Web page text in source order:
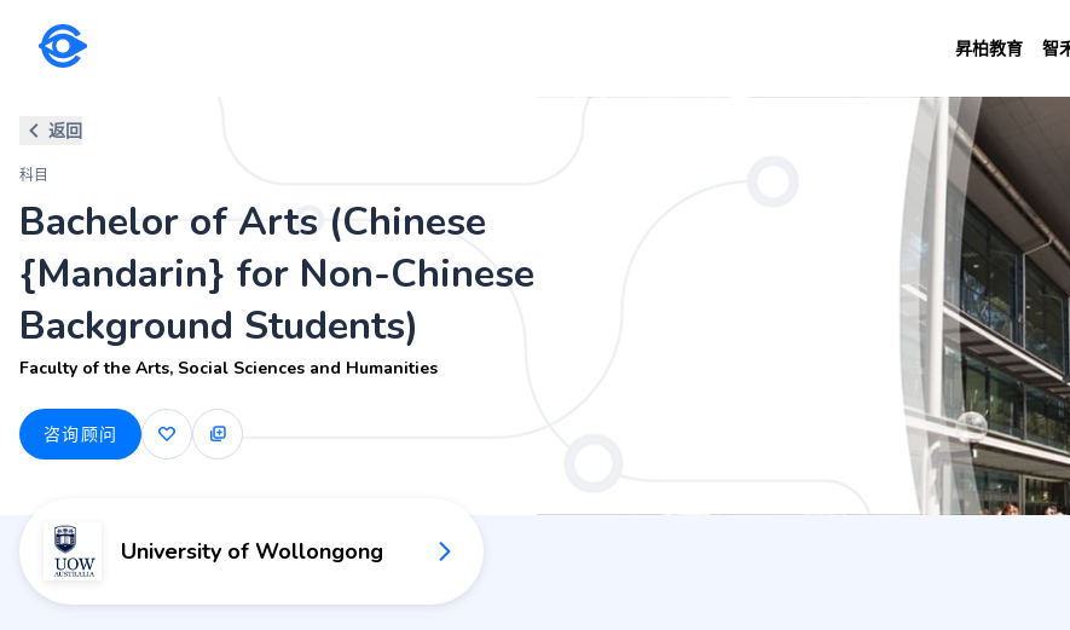
昇柏教育 智
Bachelor of Arts (Chinese {Mandarin} for Non-Chinese Background
返回
科目
Bachelor of Arts (Chinese
{Mandarin} for Non-Chinese
Background Students)
Faculty of the Arts, Social Sciences and Humanities
咨询顾问
University of Wollongong